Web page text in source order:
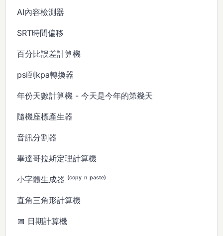
AI內容檢測器
SRT時間偏移
百分比誤差計算機
psi到kpa轉換器
年份天數計算機 - 今天是今年的第幾天
隨機座標產生器
音訊分割器
畢達哥拉斯定理計算機
小字體生成器 ⁽ᶜᵒᵖʸ ⁿ ᵖᵃˢᵗᵉ⁾
直角三角形計算機
📅 日期計算機